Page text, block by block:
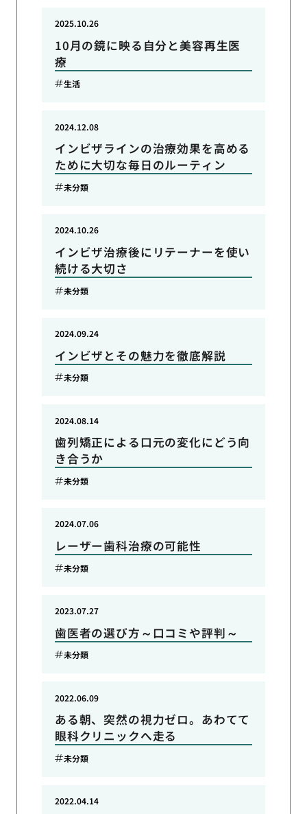
10月の鏡に映る自分と美容再生医
療
2025.10.26
生活
インビザラインの治療効果を高める
ために大切な毎日のルーティン
2024.12.08
未分類
インビザ治療後にリテーナーを使い
続ける大切さ
2024.10.26
未分類
インビザとその魅力を徹底解説
2024.09.24
未分類
歯列矯正による口元の変化にどう向
き合うか
2024.08.14
未分類
レーザー歯科治療の可能性
2024.07.06
未分類
歯医者の選び方～口コミや評判～
2023.07.27
未分類
ある朝、突然の視力ゼロ。あわてて
眼科クリニックへ走る
2022.06.09
未分類
2022.04.14